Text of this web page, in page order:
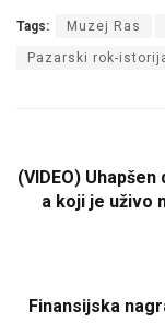
Tags: Muzej Ras
Pazarski rok-
(VIDEO)
a koji je uživo
Finansijska